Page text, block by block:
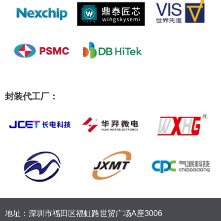
封装代工厂：
地址：深圳市福田区福虹路世贸广场A座3006